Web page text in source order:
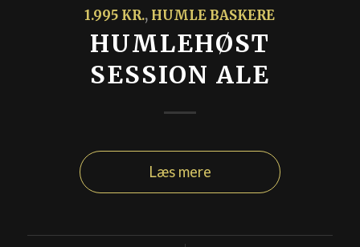
1.995 KR., HUMLE BASKERE
HUMLEHØST
SESSION ALE
Læs mere